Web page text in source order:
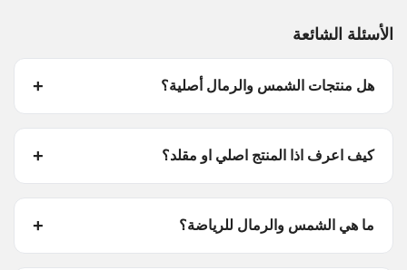
الأسئلة الشائعة
هل منتجات الشمس والرمال أصلية؟
كيف اعرف اذا المنتج اصلي او مقلد؟
ما هي الشمس والرمال للرياضة؟